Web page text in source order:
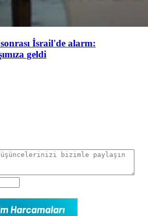
İsrail'de alarm:
geldi